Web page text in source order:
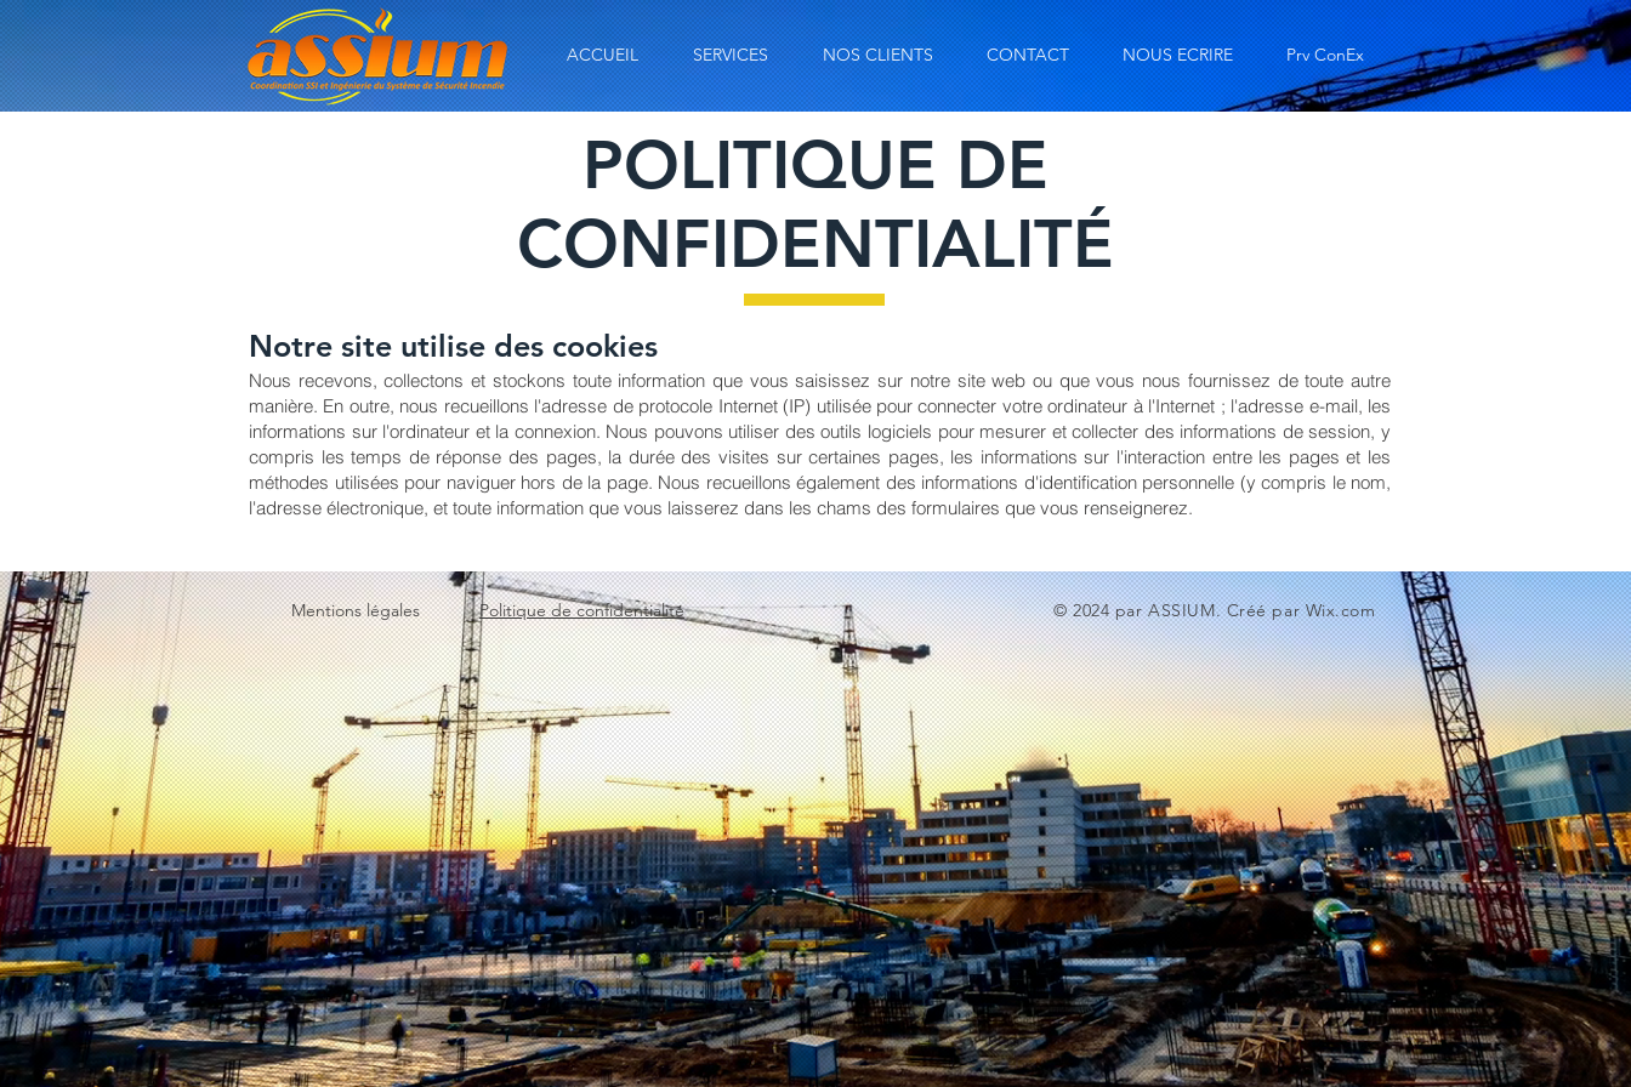
ACCUEIL SERVICES NOS CLIENTS CONTACT NOUS ECRIRE Prv ConEx
POLITIQUE DE
CONFIDENTIALITÉ
Notre site utilise des cookies
Nous recevons, collectons et stockons toute information que vous saisissez sur notre site web ou que vous nous fournissez de toute autre
manière. En outre, nous recueillons l'adresse de protocole Internet (IP) utilisée pour connecter votre ordinateur à l'Internet ; l'adresse e-mail, les
informations sur l'ordinateur et la connexion. Nous pouvons utiliser des outils logiciels pour mesurer et collecter des informations de session, y
compris les temps de réponse des pages, la durée des visites sur certaines pages, les informations sur l'interaction entre les pages et les
méthodes utilisées pour naviguer hors de la page. Nous recueillons également des informations d'identification personnelle (y compris le nom,
l'adresse électronique, et toute information que vous laisserez dans les chams des formulaires que vous renseignerez.
Mentions légales Politique de confidentialité © 2024 par ASSIUM. Créé parWix.com